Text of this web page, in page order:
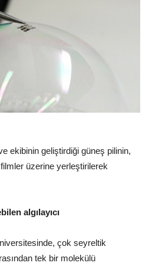
ekibinin geliştirdiği güneş pilinin,
üzerine yerleştirilerek
algılayıcı
çok seyreltik
tek bir molekülü